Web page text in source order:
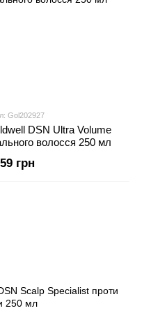
Gol202927
DSN Ultra Volume
волосся 250 мл
грн